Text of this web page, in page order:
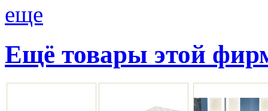
еще
Ещё товары этой